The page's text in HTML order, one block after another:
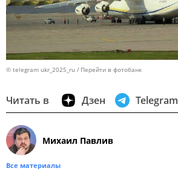
© telegram ukr_2025_ru Перейти в фотобанк
Читать в Дзен Telegram
Михаил Павлив
Все материалы